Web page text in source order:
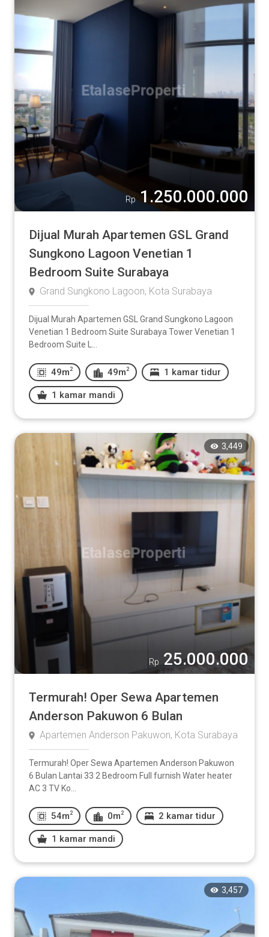
Rp 1.250.000.000
Dijual Murah Apartemen GSL Grand
Sungkono Lagoon Venetian 1
Bedroom Suite Surabaya
Grand Sungkono Lagoon, Kota Surabaya
Dijual Murah Apartemen GSL Grand Sungkono Lagoon
Venetian 1 Bedroom Suite Surabaya Tower Venetian 1
Bedroom Suite L...
49m 2 49m 2 1 kamar tidur
1 kamar mandi
3,449
Rp 25.000.000
Termurah! Oper Sewa Apartemen
Anderson Pakuwon 6 Bulan
Apartemen Anderson Pakuwon, Kota Surabaya
Termurah! Oper Sewa Apartemen Anderson Pakuwon
6 Bulan Lantai 33 2 Bedroom Full furnish Water heater
AC 3 TV Ko...
54m 2 0m 2 2 kamar tidur
1 kamar mandi
3,457